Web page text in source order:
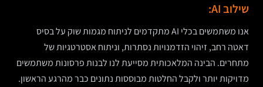
שילוב AI:
אנו משתמשים בכלי AI מתקדמים לניתוח מגמות שוק על בסיס
דאטה רחב, זיהוי הזדמנויות נסתרות, וניתוח אסטרטגיות של
מתחרים. הבינה המלאכותית מסייעת לנו לבנות פרסונות משתמשים
מדויקות יותר ולקבל החלטות מבוססות נתונים כבר מהרגע הראשון.